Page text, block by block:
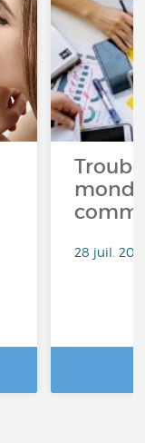
28 juil.